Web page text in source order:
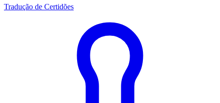
Tradução de Certidões